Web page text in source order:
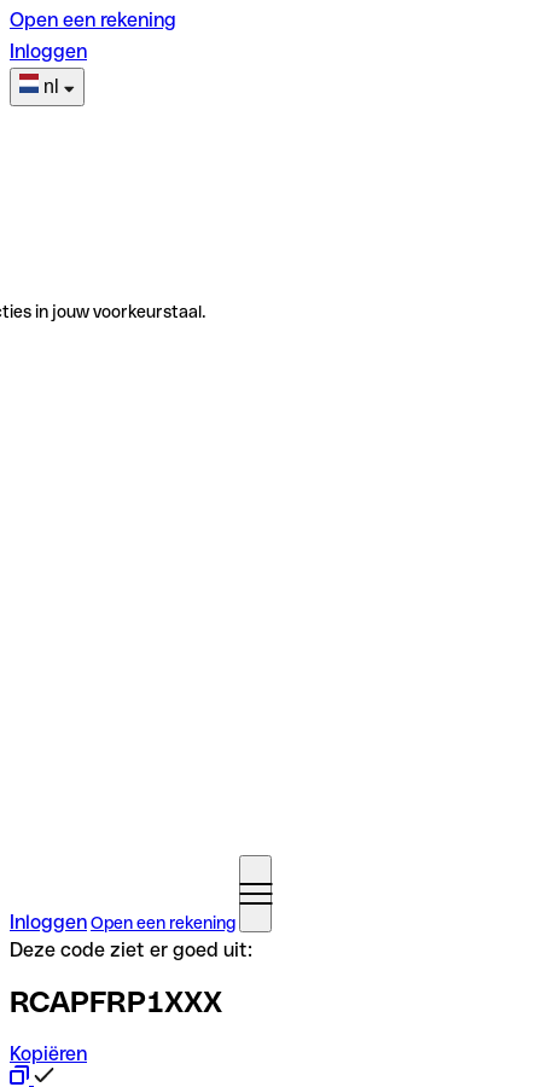
Open een rekening
Inloggen
nl
in jouw voorkeurstaal.
InloggenOpen een rekening
Deze code ziet er goed uit:
RCAPFRP1XXX
Kopiëren